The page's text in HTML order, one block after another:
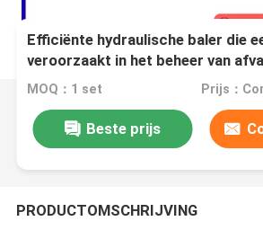
Efficiënte hydraulische baler die
veroorzaakt in het beheer van
plastic en stro
MOQ：1 set Prijs：
Beste prijs
PRODUCTOMSCHRIJVING